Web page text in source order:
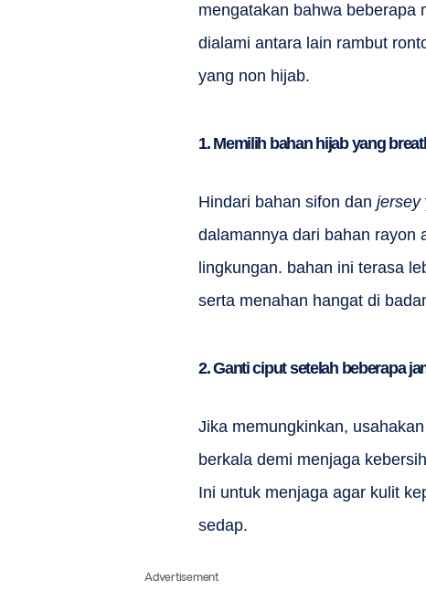
mengatakan bahwa beberapa
dialami antara lain rambut
yang non hijab.
1. Memilih bahan hijab yang
Hindari bahan sifon dan jersey
dalamannya dari bahan rayon
lingkungan. bahan ini terasa
serta menahan hangat di
2. Ganti ciput setelah beberapa
Jika memungkinkan,
berkala demi menjaga
Ini untuk menjaga agar kulit
sedap.
Advertisement